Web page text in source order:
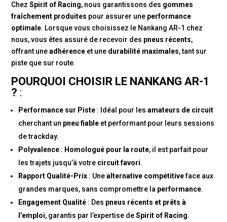
ChezSpirit of Racing, nous garantissons des gommes
fraîchement produites pour assurer une performance
optimale. Lorsque vous choisissez le Nankang AR-1 chez
nous, vous êtes assuré de recevoir des pneus récents,
offrant uneadhérence et une durabilité maximales, tant sur
piste que sur route.
POURQUOI CHOISIR LE NANKANG AR-1
? :
Performance sur Piste : Idéal pour lesamateurs de circuit
cherchant un pneu fiable et performant pour leurs sessions
de trackday.
Polyvalence : Homologué pour la route, il est parfait pour
les trajets jusqu’à votre circuit favori.
Rapport Qualité-Prix : Unealternative compétitiveface aux
grandes marques, sans compromettre la performance.
Engagement Qualité : Des pneus récents et prêts à
l’emploi, garantis par l’expertise deSpirit of Racing.